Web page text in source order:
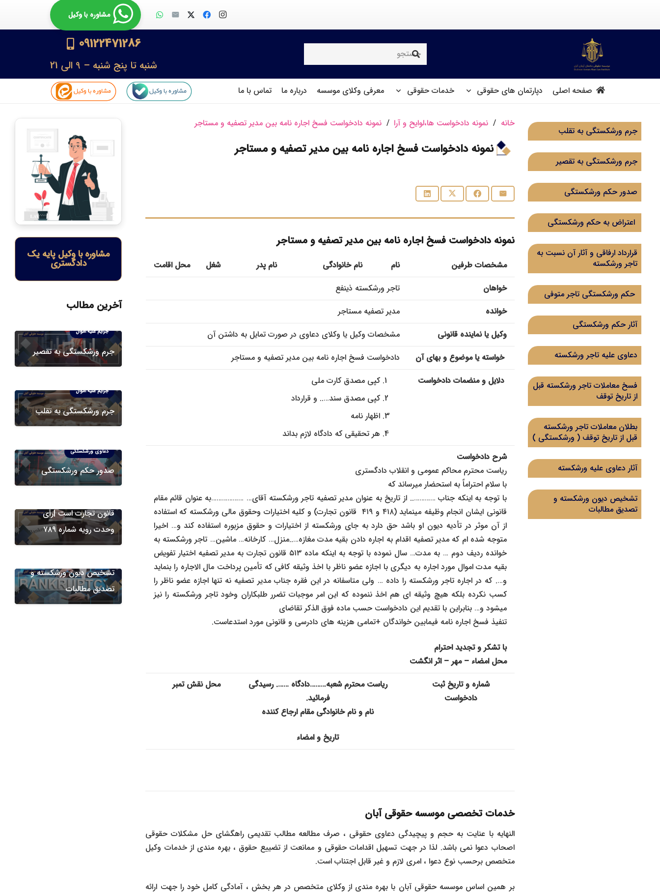
مشاوره با وکیل
09122471286
شنبه تا پنج شنبه – 9 الی 21
صفحه اصلی دپارتمان های حقوقی خدمات حقوقی معرفی وکلای موسسه درباره ما تماس با ما
جرم ورشکستگی به تقلب
جرم ورشکستگی به تقصیر
صدور حکم ورشکستگی
اعتراض به حکم ورشکستگی
قرارداد ارفاقی و آثار آن نسبت به
تاجر ورشکسته
حکم ورشکستگی تاجر متوفی
آثار حکم ورشکستگی
دعاوی علیه تاجر ورشکسته
فسخ معاملات تاجر ورشکسته قبل
از تاریخ توقف
بطلان معاملات تاجر ورشکسته
قبل از تاریخ توقف ( ورشکستگی )
آثار دعاوی علیه ورشکسته
تشخیص دیون ورشکسته و
تصدیق مطالبات
خانه / نمونه دادخواست ها،لوایح و آرا / نمونه دادخواست فسخ اجاره نامه بین مدیر تصفیه و مستاجر
نمونه دادخواست فسخ اجاره نامه بین مدیر تصفیه و مستاجر
نمونه دادخواست فسخ اجاره نامه بین مدیر تصفیه و مستاجر
مشخصات طرفین نام نام خانوادگی نام پدر شغل
محل اقامت
خواهان
تاجر ورشکسته ذينفع
خوانده
مدیر تصفیه مستاجر
وکیل یا نماینده قانونی
مشخصات وكیل یا وکلای دعاوی در صورت تمایل به داشتن آن
خواسته یا موضوع و بهای آن
دادخواست فسخ اجاره نامه بین مدیر تصفیه و مستاجر
دلایل و منضمات دادخواست
کپی مصدق کارت ملی
کپی مصدق سند….. و قرارداد
اظهار نامه
هر تحقیقی که دادگاه لازم بداند
شرح دادخواست
ریاست محترم محاکم عمومی و انقلاب دادگستری
با سلام احتراماً به استحضار میرساند که
با توجه به اینکه جناب ………….. از تاریخ به عنوان مدیر تصفیه تاجر ورشکسته آقای… ………………به عنوان قائم مقام
قانونی ایشان انجام وظیفه مینماید (۴۱۸ و ۴۱۹ قانون تجارت) و کلیه اختیارات وحقوق مالی ورشکسته که استفاده
از آن موثر در تأدیه دیون او باشد حق دارد به جای ورشکسته از اختیارات و حقوق مزبوره استفاده کند و… اخیرا
متوجه شده ام که مدیر تصفیه اقدام به اجاره دادن بقیه مدت مغازه…..منزل… کارخانه… ماشین… تاجر ورشکسته به
خوانده ردیف دوم … به مدت… سال نموده با توجه به اینکه ماده ۵۱۳ قانون تجارت به مدیر تصفیه اختیار تفویض
بقیه مدت اموال مورد اجاره به دیگری با اجازه عضو ناظر با اخذ وثیقه کافی که تأمین پرداخت مال الاجاره را بنماید
و…. که در اجاره تاجر ورشکسته را داده … ولی متاسفانه در این فقره جناب مدیر تصفیه نه تنها اجازه عضو ناظر را
کسب نکرده بلکه هیچ وثیقه ای هم اخذ ننموده که این امر موجبات تضرر طلبکاران وخود تاجر ورشکسته را نیز
میشود و… بنابراین با تقدیم این دادخواست حسب ماده فوق الذکر تقاضای
تنفیذ فسخ اجاره نامه فیمابین خواندگان +تمامی هزینه های دادرسی و قانونی مورد استدعاست.
با تشکر و تجدید احترام
محل امضاء – مهر – اثر انگشت
شماره و تاریخ ثبت
دادخواست
ریاست محترم شعبه………دادگاه ……. رسیدگی
فرمائید.
نام و نام خانوادگی مقام ارجاع کننده
تاریخ و امضاء
محل نقش تمبر
خدمات تخصصی موسسه حقوقی آبان
النهایه با عنایت به حجم و پیچیدگی دعاوی حقوقی ، صرف مطالعه مطالب تقدیمی راهگشای حل مشکلات حقوقی
اصحاب دعوا نمی باشد. لذا در جهت تسهیل اقدامات حقوقی و ممانعت از تضییع حقوق ، بهره مندی از خدمات وکیل
متخصص برحسب نوع دعوا ، امری لازم و غیر قابل اجتناب است.
بر همین اساس موسسه حقوقی آبان با بهره مندی از وکلای متخصص در هر بخش ، آمادگی کامل خود را جهت ارائه
مشاوره با وکیل پایه یک
دادگستری
آخرین مطالب
جرایم علیه اموال
جرم ورشکستگی به تقصیر
جرایم علیه اموال
جرم ورشکستگی به تقلب
دعاوی ورشکستگی
صدور حکم ورشکستگی
دعاوی ورشکستگی
اعتراض به حکم ورشکستگی
قانون تجارت است |رأی
وحدت رویه شماره ۷۸۹
تشخیص دیون ورشکسته و
تصدیق مطالبات